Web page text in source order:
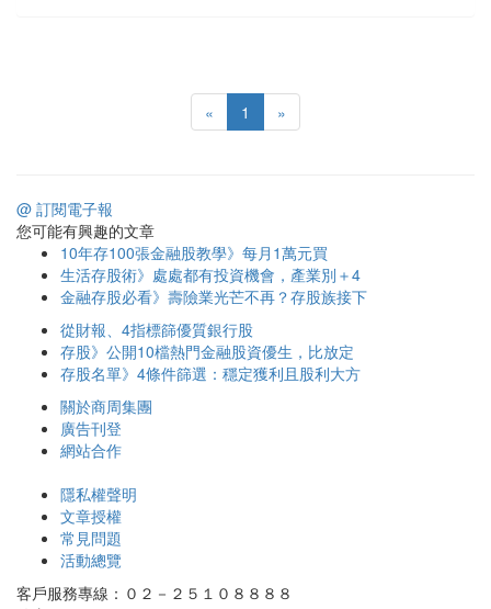
« 1 »
@ 訂閱電子報
您可能有興趣的文章
10年存100張金融股教學》每月1萬元買
生活存股術》處處都有投資機會，產業別＋4
金融存股必看》壽險業光芒不再？存股族接下
從財報、4指標篩優質銀行股
存股》公開10檔熱門金融股資優生，比放定
存股名單》4條件篩選：穩定獲利且股利大方
關於商周集團
廣告刊登
網站合作
隱私權聲明
文章授權
常見問題
活動總覽
客戶服務專線：０２－２５１０８８８８